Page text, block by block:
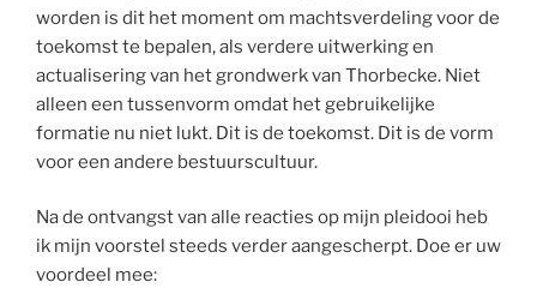
worden is dit het moment om machtsverdeling voor de
toekomst te bepalen, als verdere uitwerking en
actualisering van het grondwerk van Thorbecke. Niet
alleen een tussenvorm omdat het gebruikelijke
formatie nu niet lukt. Dit is de toekomst. Dit is de vorm
voor een andere bestuurscultuur.
Na de ontvangst van alle reacties op mijn pleidooi heb
ik mijn voorstel steeds verder aangescherpt. Doe er uw
voordeel mee: